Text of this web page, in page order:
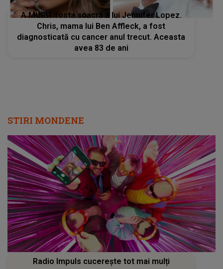
A MURIT fosta soacră a lui Jennifer Lopez.
Chris, mama lui Ben Affleck, a fost
diagnosticată cu cancer anul trecut. Aceasta
avea 83 de ani
STIRI MONDENE
Radio Impuls cucerește tot mai mulți